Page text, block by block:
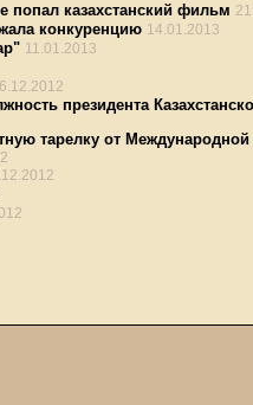
попал казахстанский фильм
конкуренцию 14.01.2013
11.01.2013
президента
тарелку от